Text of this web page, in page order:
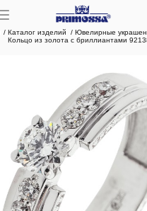
Каталог изделий Ювелирные
Кольцо из золота с бриллиантами